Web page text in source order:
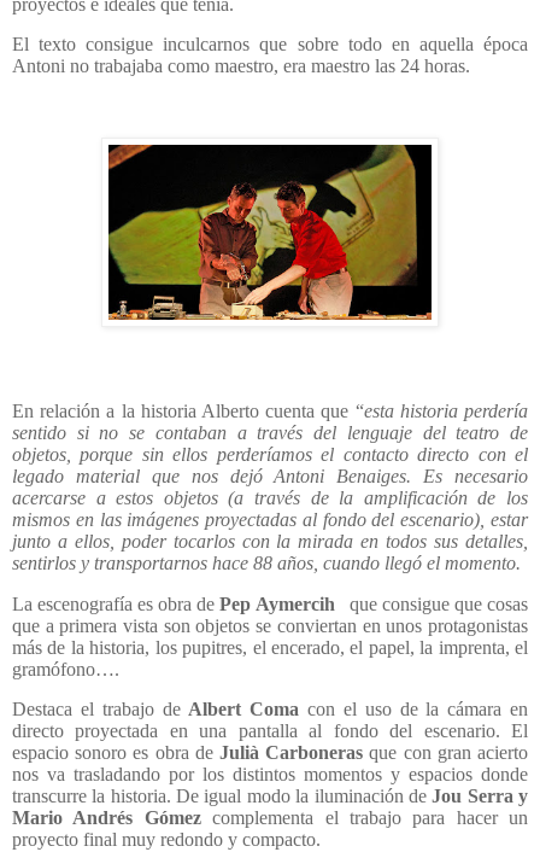
El texto consigue inculcarnos que sobre todo en aquella época
Antoni no trabajaba como maestro, era maestro las 24 horas.
En relación a la historia Alberto cuenta que “esta historia perdería
sentido si no se contaban a través del lenguaje del teatro de
objetos, porque sin ellos perderíamos el contacto directo con el
legado material que nos dejó Antoni Benaiges. Es necesario
acercarse a estos objetos (a través de la amplificación de los
mismos en las imágenes proyectadas al fondo del escenario), estar
junto a ellos, poder tocarlos con la mirada en todos sus detalles,
sentirlos y transportarnos hace 88 años, cuando llegó el momento.
La escenografía es obra dePep Aymercih
que consigue que cosas
que a primera vista son objetos se conviertan en unos protagonistas
más de la historia, los pupitres, el encerado, el papel, la imprenta, el
gramófono….
Destaca el trabajo deAlbert Coma con el uso de la cámara en
directo proyectada en una pantalla al fondo del escenario. El
espacio sonoro es obra de Julià Carboneras que con gran acierto
nos va trasladando por los distintos momentos y espacios donde
transcurre la historia. De igual modo la iluminación deJou Serra y
Mario Andrés Gómezcomplementa el trabajo para hacer un
proyecto final muy redondo y compacto.